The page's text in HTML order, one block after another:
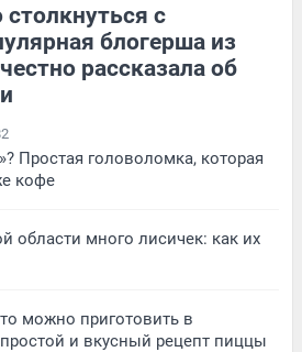
с
блогерша из
рассказала об
Простая головоломка, которая
кофе
области много лисичек: как их
можно приготовить в
и вкусный рецепт пиццы